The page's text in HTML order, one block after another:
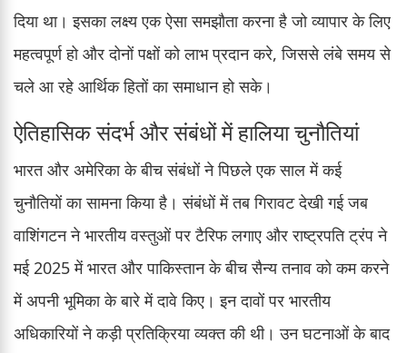
दिया था। इसका लक्ष्य एक ऐसा समझौता करना है जो व्यापार के लिए
महत्वपूर्ण हो और दोनों पक्षों को लाभ प्रदान करे, जिससे लंबे समय से
चले आ रहे आर्थिक हितों का समाधान हो सके।
ऐतिहासिक संदर्भ और संबंधों में हालिया चुनौतियां
भारत और अमेरिका के बीच संबंधों ने पिछले एक साल में कई
चुनौतियों का सामना किया है। संबंधों में तब गिरावट देखी गई जब
वाशिंगटन ने भारतीय वस्तुओं पर टैरिफ लगाए और राष्ट्रपति ट्रंप ने
मई 2025 में भारत और पाकिस्तान के बीच सैन्य तनाव को कम करने
में अपनी भूमिका के बारे में दावे किए। इन दावों पर भारतीय
अधिकारियों ने कड़ी प्रतिक्रिया व्यक्त की थी। उन घटनाओं के बाद